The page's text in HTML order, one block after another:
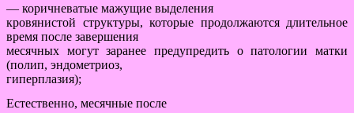
— коричневатые мажущие выделения
кровянистой структуры, которые продолжаются длительное
время после завершения
месячных могут заранее предупредить о патологии матки
(полип, эндометриоз,
гиперплазия);
Естественно, месячные после